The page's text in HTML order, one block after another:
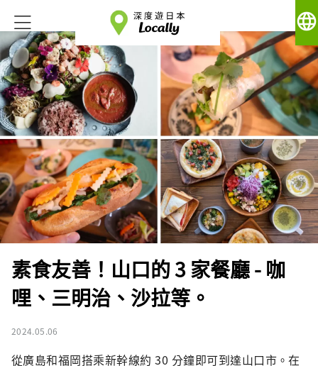
language
素食友善！山口的 3 家餐廳 - 咖
哩、三明治、沙拉等。
2024.05.06
從廣島和福岡搭乘新幹線約 30 分鐘即可到達山口市。在